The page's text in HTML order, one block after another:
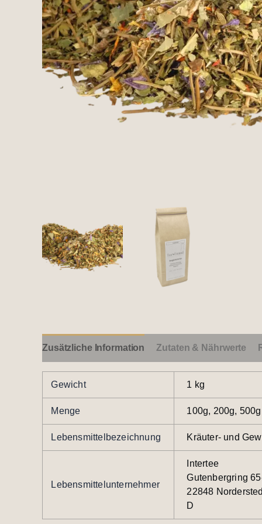
Zusätzliche Information Zutaten & Nährwerte
Gewicht 1 kg
Menge 100g, 200g, 500g
Lebensmittelbezeichnung Kräuter- und
Lebensmittelunternehmer
Intertee
Gutenbergring
22848
D